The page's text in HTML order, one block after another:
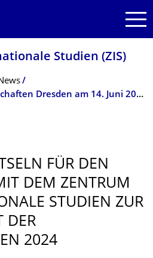
Studien (ZIS)
Lange Nacht der Wissenschaften Dresden am 14. Juni 2024: Rätseln für den Weltfrieden mit dem Zentrum für Internationale Studien
FÜR DEN
DEM ZENTRUM
STUDIEN ZUR
DER
2024